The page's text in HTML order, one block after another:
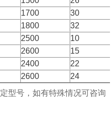
1700
30
1800
32
2500
10
2600
15
2400
22
2600
24
号，如有特殊情况可咨询